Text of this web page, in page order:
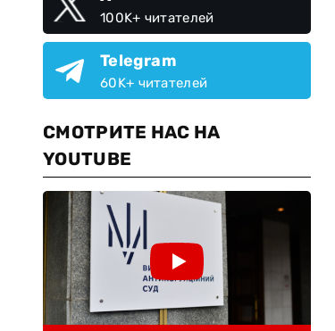
100K+ читателей
Telegram
60K+ читателей
СМОТРИТЕ НАС НА
YOUTUBE